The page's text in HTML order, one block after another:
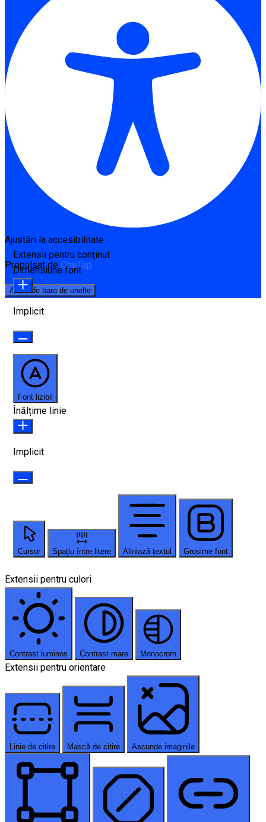
Ajustări la accesibilitate
Propulsat de OneTap
Ascunde bara de unelte
Extensii pentru conținut
Dimensiune font
Implicit
Font lizibil
Înălțime linie
Implicit
Cursor Spațiu între litere Aliniază textul Grosime font
Extensii pentru culori
Contrast luminos Contrast mare Monocrom
Extensii pentru orientare
Linie de citire Mască de citire Ascunde imaginile